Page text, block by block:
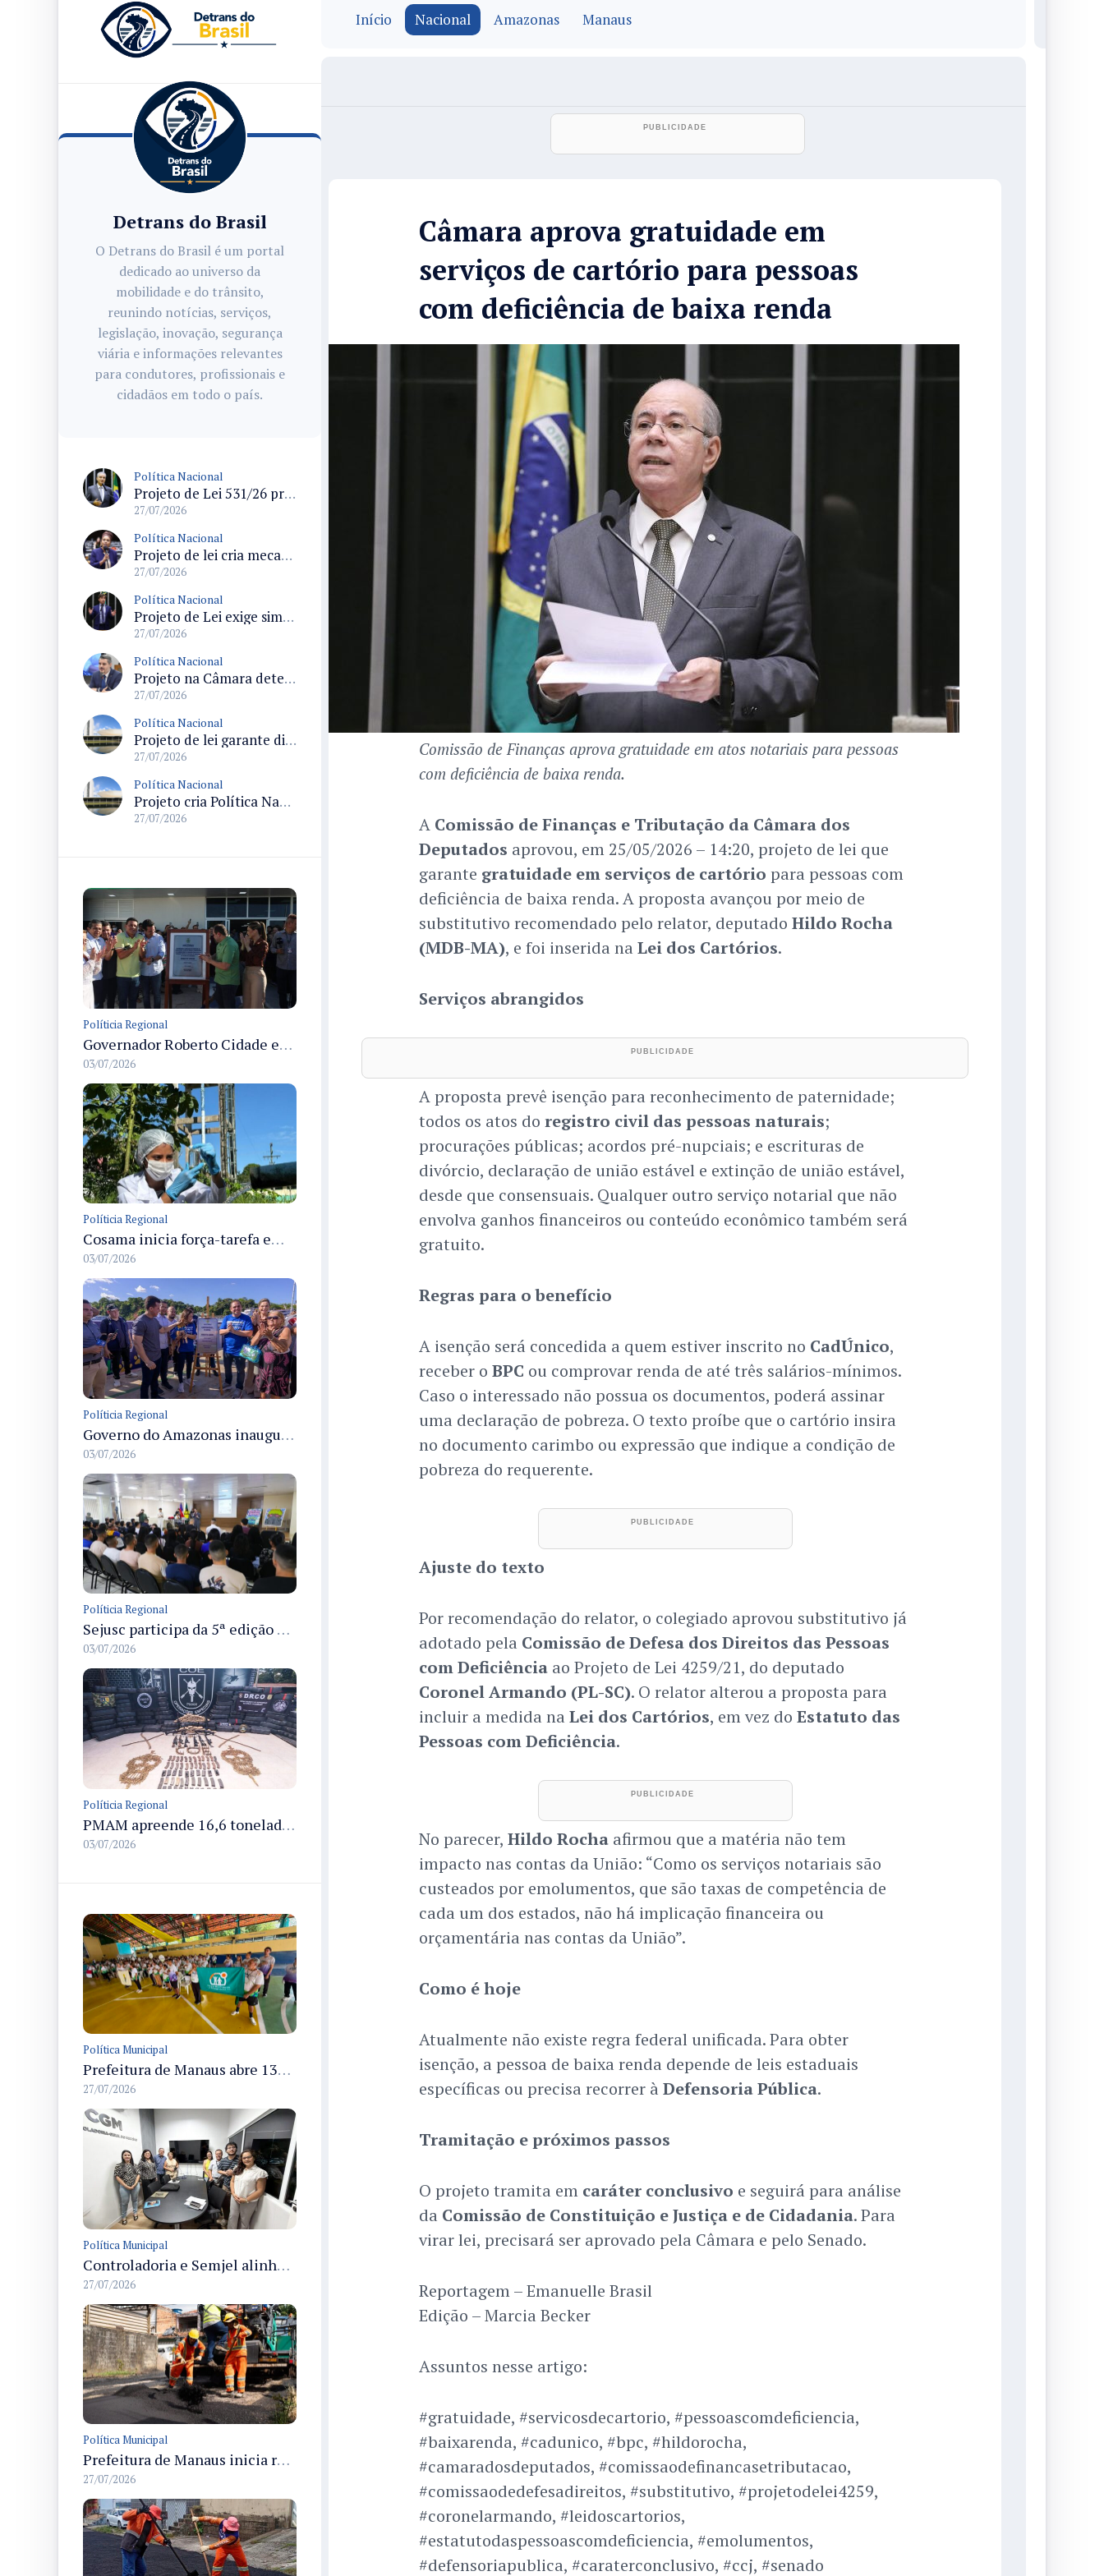
Detrans do Brasil
O Detrans do Brasil é um portal
dedicado ao universo da
mobilidade e do trânsito,
reunindo notícias, serviços,
legislação, inovação, segurança
viária e informações relevantes
para condutores, profissionais e
cidadãos em todo o país.
Política Nacional
Projeto de Lei 531/26 propõe política nacional para combater solidão social entre idosos
27/07/2026
Política Nacional
Projeto de lei cria mecanismos de proteção a vítimas de crimes raciais e prevê atendimento especializado
27/07/2026
Política Nacional
Projeto de Lei exige simuladores de primeiros socorros que reproduzam anatomia masculina e feminina na administração federal
27/07/2026
Política Nacional
Projeto na Câmara determina pensão provisoria paga pelo agressor a mulheres vítimas de violência doméstica
27/07/2026
Política Nacional
Projeto de lei garante direito ao parto normal com analgesia peridural e prevê capacitação e divulgação de direitos
27/07/2026
Política Nacional
Projeto cria Política Nacional de Atenção Integral à Pessoa com Vitiligo e garante tratamento pelo SUS
27/07/2026
Políticia Regional
Governador Roberto Cidade entrega readequação do ambulatório da FCecon e amplia capacidade de atendimento oncológico em Manaus
03/07/2026
Políticia Regional
Cosama inicia força-tarefa em Anamã para fortalecer abastecimento de água e segurança hídrica da população
03/07/2026
Políticia Regional
Governo do Amazonas inaugura primeiro Castramóvel Fluvial para atendimento veterinário às comunidades ribeirinhas e castração gratuita
03/07/2026
Políticia Regional
Sejusc participa da 5ª edição do Caminhos Literários com foco na cultura hip-hop nas unidades socioeducativas
03/07/2026
Políticia Regional
PMAM apreende 16,6 toneladas de entorpecentes e registra aumento nas prisões em flagrante e nas capturas de foragidos no primeiro semestre de 2026
03/07/2026
Política Municipal
Prefeitura de Manaus abre 13ª edição dos Jogos Internos do Parque Municipal do Idoso com 166 atletas em disputas até 31/7
27/07/2026
Política Municipal
Controladoria e Semjel alinham procedimentos para prestação de contas de emendas parlamentares a OSCs em Manaus
27/07/2026
Política Municipal
Prefeitura de Manaus inicia recapeamento em cerca de 30 ruas no parque Rio Solimões
27/07/2026
Início Nacional Amazonas Manaus
Câmara aprova gratuidade em
serviços de cartório para pessoas
com deficiência de baixa renda
Comissão de Finanças aprova gratuidade em atos notariais para pessoas
com deficiência de baixa renda.
A Comissão de Finanças e Tributação da Câmara dos
Deputados aprovou, em 25/05/2026 – 14:20, projeto de lei que
garante gratuidade em serviços de cartório para pessoas com
deficiência de baixa renda. A proposta avançou por meio de
substitutivo recomendado pelo relator, deputado Hildo Rocha
(MDB-MA), e foi inserida na Lei dos Cartórios.
Serviços abrangidos
A proposta prevê isenção para reconhecimento de paternidade;
todos os atos do registro civil das pessoas naturais;
procurações públicas; acordos pré-nupciais; e escrituras de
divórcio, declaração de união estável e extinção de união estável,
desde que consensuais. Qualquer outro serviço notarial que não
envolva ganhos financeiros ou conteúdo econômico também será
gratuito.
Regras para o benefício
A isenção será concedida a quem estiver inscrito no CadÚnico,
receber o BPC ou comprovar renda de até três salários-mínimos.
Caso o interessado não possua os documentos, poderá assinar
uma declaração de pobreza. O texto proíbe que o cartório insira
no documento carimbo ou expressão que indique a condição de
pobreza do requerente.
Ajuste do texto
Por recomendação do relator, o colegiado aprovou substitutivo já
adotado pela Comissão de Defesa dos Direitos das Pessoas
com Deficiênciaao Projeto de Lei 4259/21, do deputado
Coronel Armando (PL-SC). O relator alterou a proposta para
incluir a medida na Lei dos Cartórios, em vez do Estatuto das
Pessoas com Deficiência.
No parecer, Hildo Rochaafirmou que a matéria não tem
impacto nas contas da União: “Como os serviços notariais são
custeados por emolumentos, que são taxas de competência de
cada um dos estados, não há implicação financeira ou
orçamentária nas contas da União”.
Como é hoje
Atualmente não existe regra federal unificada. Para obter
isenção, a pessoa de baixa renda depende de leis estaduais
específicas ou precisa recorrer à Defensoria Pública.
Tramitação e próximos passos
O projeto tramita em caráter conclusivo e seguirá para análise
da Comissão de Constituição e Justiça e de Cidadania. Para
virar lei, precisará ser aprovado pela Câmara e pelo Senado.
Reportagem – Emanuelle Brasil
Edição – Marcia Becker
Assuntos nesse artigo:
#gratuidade, #servicosdecartorio, #pessoascomdeficiencia,
#baixarenda, #cadunico, #bpc, #hildorocha,
#camaradosdeputados, #comissaodefinancasetributacao,
#comissaodedefesadireitos, #substitutivo, #projetodelei4259,
#coronelarmando, #leidoscartorios,
#estatutodaspessoascomdeficiencia, #emolumentos,
#defensoriapublica, #caraterconclusivo, #ccj, #senado